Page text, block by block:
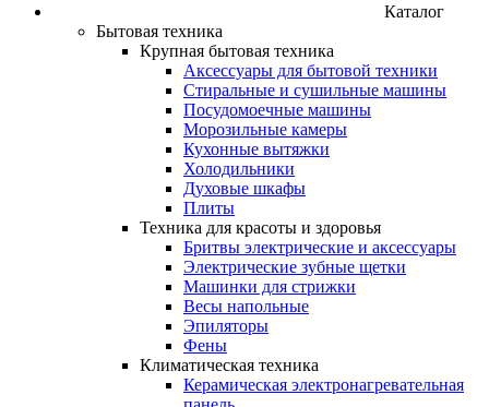
Каталог
Бытовая техника
Крупная бытовая техника
Аксессуары для бытовой техники
Стиральные и сушильные машины
Посудомоечные машины
Морозильные камеры
Кухонные вытяжки
Холодильники
Духовые шкафы
Плиты
Техника для красоты и здоровья
Бритвы электрические и аксессуары
Электрические зубные щетки
Машинки для стрижки
Весы напольные
Эпиляторы
Фены
Климатическая техника
Керамическая электронагревательная